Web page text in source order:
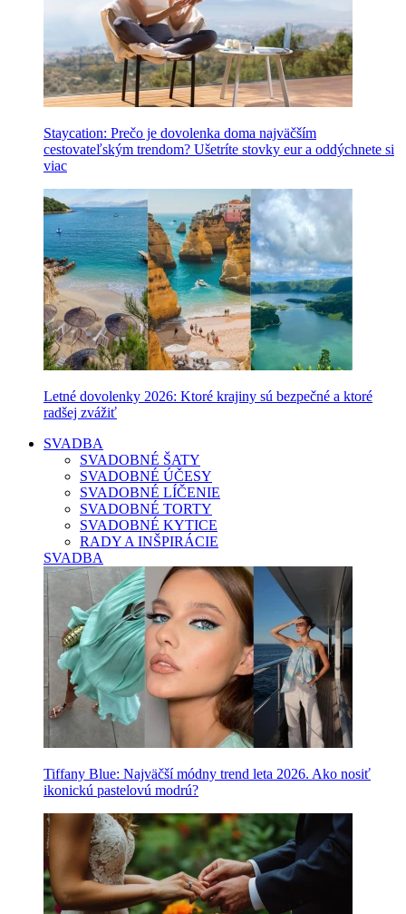
Staycation: Prečo je dovolenka doma najväčším
cestovateľským trendom? Ušetríte stovky eur a oddýchnete si
viac
Letné dovolenky 2026: Ktoré krajiny sú bezpečné a ktoré
radšej zvážiť
SVADBA
SVADOBNÉ ŠATY
SVADOBNÉ ÚČESY
SVADOBNÉ LÍČENIE
SVADOBNÉ TORTY
SVADOBNÉ KYTICE
RADY A INŠPIRÁCIE
SVADBA
Tiffany Blue: Najväčší módny trend leta 2026. Ako nosiť
ikonickú pastelovú modrú?